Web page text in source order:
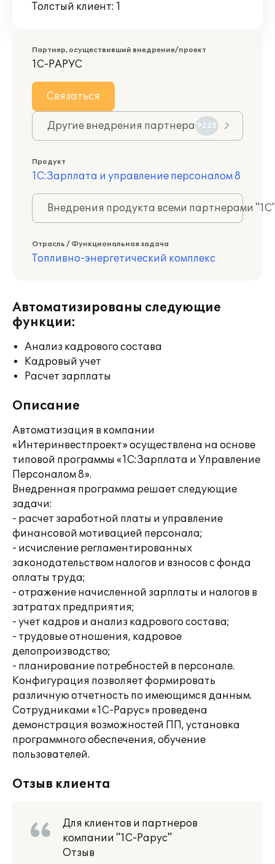
Толстый клиент: 1
Партнер, осуществивший внедрение/проект
1С-РАРУС
Связаться
Другие внедрения партнера 9225
Продукт
1С:Зарплата и управление персоналом 8
Внедрения продукта всеми партнерами
Отрасль / Функциональная задача
Топливно-энергетический комплекс
Автоматизированы следующие
функции:
Анализ кадрового состава
Кадровый учет
Расчет зарплаты
Описание
Автоматизация в компании
«Интеринвестпроект» осуществлена на основе
типовой программы «1С:Зарплата и Управление
Персоналом 8».
Внедренная программа решает следующие
задачи:
- расчет заработной платы и управление
финансовой мотивацией персонала;
- исчисление регламентированных
законодательством налогов и взносов с фонда
оплаты труда;
- отражение начисленной зарплаты и налогов в
затратах предприятия;
- учет кадров и анализ кадрового состава;
- трудовые отношения, кадровое
делопроизводство;
- планирование потребностей в персонале.
Конфигурация позволяет формировать
различную отчетность по имеющимся данным.
Сотрудниками «1С-Рарус» проведена
демонстрация возможностей ПП, установка
программного обеспечения, обучение
пользователей.
Отзыв клиента
Для клиентов и партнеров
компании "1С-Рарус"
Отзыв